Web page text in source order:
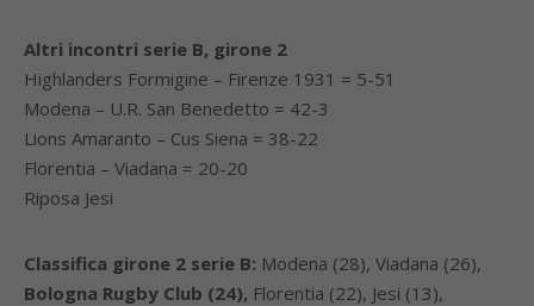
Altri incontri serie B, girone 2
Highlanders Formigine – Firenze 1931 = 5-51
Modena – U.R. San Benedetto = 42-3
Lions Amaranto – Cus Siena = 38-22
Florentia – Viadana = 20-20
Riposa Jesi
Classifica girone 2 serie B: Modena (28), Viadana (26),
Bologna Rugby Club (24), Florentia (22), Jesi (13),